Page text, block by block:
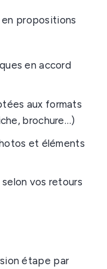
propositions
en accord
aux formats
brochure…)
et éléments
vos retours
étape par